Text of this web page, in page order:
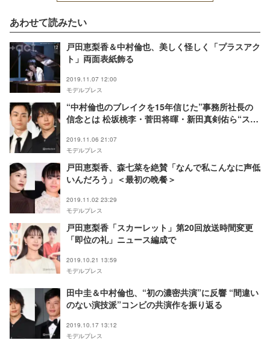
あわせて読みたい
戸田恵梨香＆中村倫也、美しく怪しく「プラスアク
ト」両面表紙飾る
2019.11.07 12:00
モデルプレス
“中村倫也のブレイクを15年信じた”事務所社長の
信念とは 松坂桃李・菅田将暉・新田真剣佑ら“スタ
2019.11.06 21:07
モデルプレス
戸田恵梨香、森七菜を絶賛「なんで私こんなに声低
いんだろう」＜最初の晩餐＞
2019.11.02 23:29
モデルプレス
戸田恵梨香「スカーレット」第20回放送時間変更
「即位の礼」ニュース編成で
2019.10.21 13:59
モデルプレス
田中圭＆中村倫也、“初の濃密共演”に反響 “間違い
のない演技派”コンビの共演作を振り返る
2019.10.17 13:12
モデルプレス